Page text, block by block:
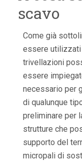
scavo
Come già
essere utilizzati
trivellazioni
essere
necessario per
di qualunque
preliminare per
strutture che
supporto del
micropali di